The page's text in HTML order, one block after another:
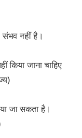
नहीं है।
किया जाना चाहिए
जा सकता है।